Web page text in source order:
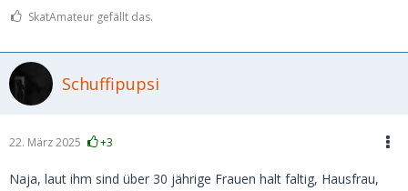
SkatAmateur gefällt das.
Schuffipupsi
22. März 2025 +3
Naja, laut ihm sind über 30 jährige Frauen halt faltig, Hausfrau,